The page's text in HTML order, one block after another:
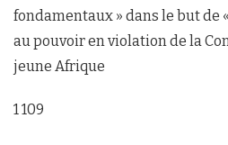
fondamentaux » dans le but de
au pouvoir en violation de la
jeune Afrique
1 109